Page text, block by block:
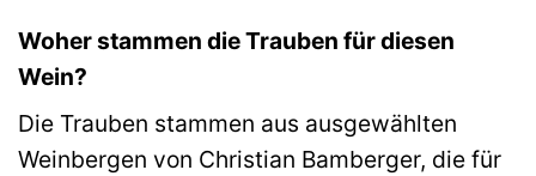
Woher stammen die Trauben für diesen
Wein?
Die Trauben stammen aus ausgewählten
Weinbergen von Christian Bamberger, die für